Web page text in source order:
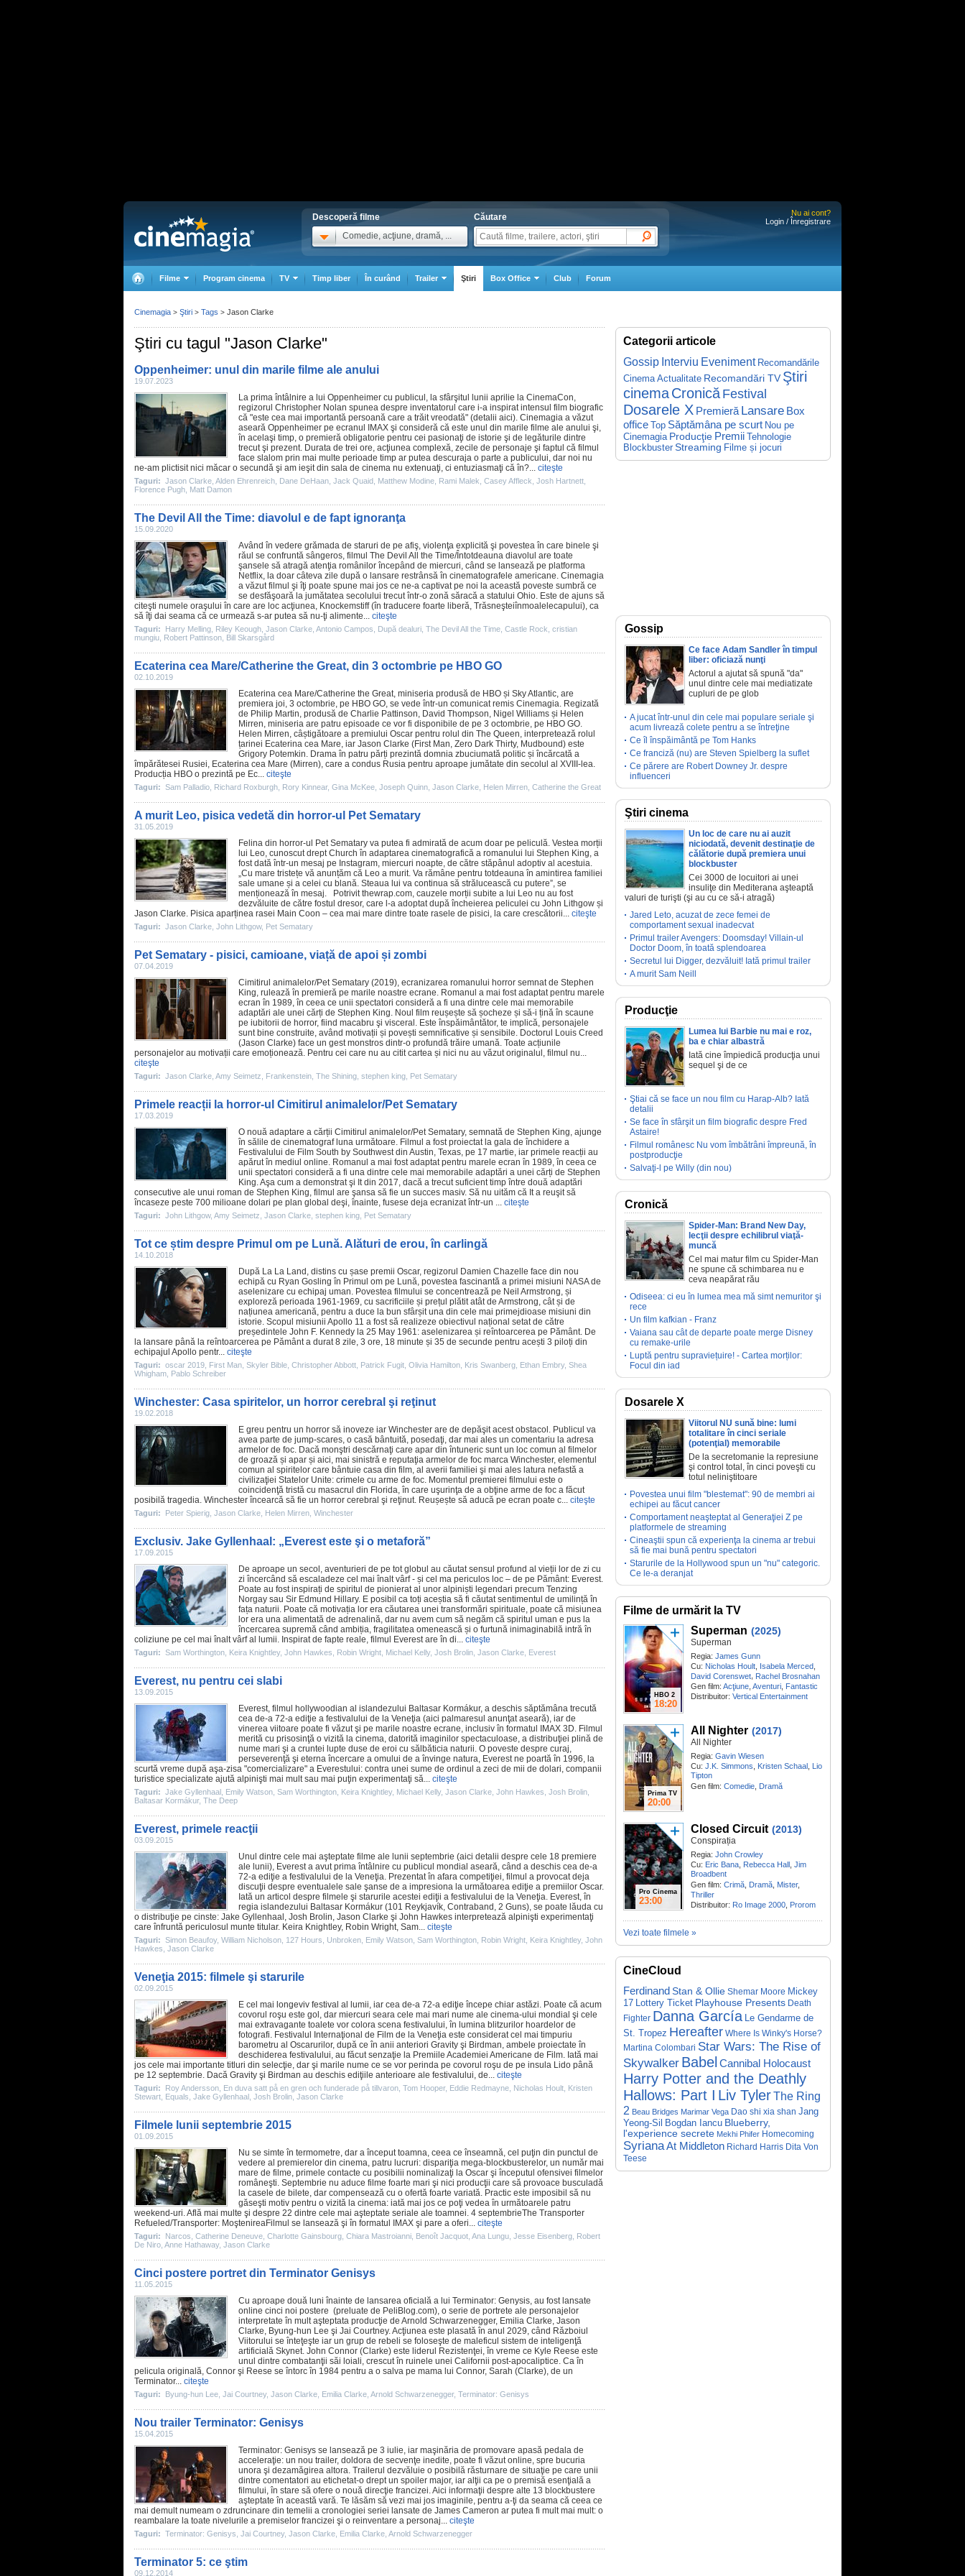
Descoperă filme
Comedie, acţiune, dramă, ...
Căutare
Nu ai cont?
Login / Înregistrare
Filme Program cinema TV Timp liber În curând Trailer Ştiri Box Office Club Forum
Ştiri cu tagul "Jason Clarke"
Oppenheimer: unul din marile filme ale anului
19.07.2023
La prima întâlnire a lui Oppenheimer cu publicul, la sfârşitul lunii aprilie la CinemaCon,
regizorul Christopher Nolan spunea despre inventatorul care i-a inspirat intensul film biografic
că "este cea mai importantă persoană care a trăit vreodată" (detalii aici). Cinemagia a văzut
aseară Oppenheimer pe ecranul IMAX şi consideră că este unul din marile filme ale anului şi,
în acelaşi timp, o premieră obligatorie pentru cei pasionaţi de istorie şi de legăturile dintre
trecut şi prezent. Durata de trei ore, acţiunea complexă, zecile de personaje şi faptul că filmul
face slalom prin mai multe perioade timp ar putea descuraja o parte a publicului, dar noi nu
ne-am plictisit nici măcar o secundă şi am ieşit din sala de cinema nu extenuaţi, ci entuziasmaţi că în?... citeşte
Taguri: Jason Clarke Alden Ehrenreich Dane DeHaan Jack Quaid Matthew Modine Rami Malek Casey Affleck Josh Hartnett
Florence Pugh Matt Damon
The Devil All the Time: diavolul e de fapt ignoranţa
15.09.2020
Având în vedere grămada de staruri de pe afiş, violenţa explicită şi povestea în care binele şi
răul se confruntă sângeros, filmul The Devil All the Time/Întotdeauna diavolul are toate
şansele să atragă atenţia românilor începând de miercuri, când se lansează pe platforma
Netflix, la doar câteva zile după o lansare restrânsă în cinematografele americane. Cinemagia
a văzutfilmul şi îţi poate spune mai jos ce ne-a captivat pe noi la această poveste sumbră ce
se desfăşoară la jumătatea secolului trecut într-o zonă săracă a statului Ohio. Este de ajuns să
citeşti numele oraşului în care are loc acţiunea, Knockemstiff (în traducere foarte liberă, Trăsneşteiînmoalelecapului), ca
să îţi dai seama că ce urmează s-ar putea să nu-ţi alimente... citeşte
Taguri: Harry Melling Riley Keough Jason Clarke Antonio Campos După dealuri The Devil All the Time Castle Rock cristian
mungiu Robert Pattinson Bill Skarsgård
Ecaterina cea Mare/Catherine the Great, din 3 octombrie pe HBO GO
02.10.2019
Ecaterina cea Mare/Catherine the Great, miniseria produsă de HBO și Sky Atlantic, are
premiera joi, 3 octombrie, pe HBO GO, se vede într-un comunicat remis Cinemagia. Regizată
de Philip Martin, produsă de Charlie Pattinson, David Thompson, Nigel Williams și Helen
Mirren, miniseria are patru episoade ce vor fi disponibile de pe 3 octombrie, pe HBO GO.
Helen Mirren, câștigătoare a premiului Oscar pentru rolul din The Queen, interpretează rolul
țarinei Ecaterina cea Mare, iar Jason Clarke (First Man, Zero Dark Thirty, Mudbound) este
Grigory Potemkin. Drama în patru părți prezintă domnia zbuciumată politic și încărcată a
împărătesei Rusiei, Ecaterina cea Mare (Mirren), care a condus Rusia pentru aproape jumătate din secolul al XVIII-lea.
Producția HBO o prezintă pe Ec... citeşte
Taguri: Sam Palladio Richard Roxburgh Rory Kinnear, Gina McKee Joseph Quinn Jason Clarke Helen Mirren Catherine the Great
A murit Leo, pisica vedetă din horror-ul Pet Sematary
31.05.2019
Felina din horror-ul Pet Sematary va putea fi admirată de acum doar pe peliculă. Vestea morții
lui Leo, cunoscut drept Church în adaptarea cinematografică a romanului lui Stephen King, a
fost dată într-un mesaj pe Instagram, miercuri noapte, de către stăpânul adoptiv al acestuia.
„Cu mare tristețe vă anunțăm că Leo a murit. Va rămâne pentru totdeauna în amintirea familiei
sale umane și a celei cu blană. Steaua lui va continua să strălucească cu putere”, se
menționează în mesaj. Potrivit thewrap.com, cauzele morții subite a lui Leo nu au fost
dezvăluite de către fostul dresor, care l-a adoptat după încheierea peliculei cu John Lithgow și
Jason Clarke. Pisica aparținea rasei Main Coon – cea mai mare dintre toate rasele de pisici, la care crescătorii... citeşte
Taguri: Jason Clarke John Lithgow, Pet Sematary
Pet Sematary - pisici, camioane, viață de apoi și zombi
07.04.2019
Cimitirul animalelor/Pet Sematary (2019), ecranizarea romanului horror semnat de Stephen
King, rulează în premieră pe marile noastre ecrane. Romanul a mai fost adaptat pentru marele
ecran în 1989, în ceea ce unii spectatori consideră a fi una dintre cele mai memorabile
adaptări ale unei cărți de Stephen King. Noul film reușește să șocheze și să-i țină în scaune
pe iubitorii de horror, fiind macabru şi visceral. Este înspăimântător, te implică, personajele
sunt bine construite, având motivații și povești semnificative și sensibile. Doctorul Louis Creed
(Jason Clarke) face un gest monstros dintr-o profundă trăire umană. Toate acțiunile
personajelor au motivații care emoționează. Pentru cei care nu au citit cartea și nici nu au văzut originalul, filmul nu...
citeşte
Taguri: Jason Clarke Amy Seimetz Frankenstein The Shining stephen king Pet Sematary
Primele reacții la horror-ul Cimitirul animalelor/Pet Sematary
17.03.2019
O nouă adaptare a cărții Cimitirul animalelor/Pet Sematary, semnată de Stephen King, ajunge
în sălile de cinematografluna următoare. Filmul a fost proiectat la gala de închidere a
Festivalului de Film South by Southwest din Austin, Texas, pe 17 martie, iar primele reacții au
apărut în mediul online. Romanul a mai fost adaptat pentru marele ecran în 1989, în ceea ce
unii spectatori consideră a fi una dintre cele mai memorabile adaptări a unei cărți de Stephen
King. Aşa cum a demonstrat şi It din 2017, dacă a trecut suficient timp între două adaptări
consecutive ale unui roman de Stephen King, filmul are şansa să fie un succes masiv. Să nu uităm că It a reuşit să
încaseze peste 700 milioane dolari pe plan global deşi, înainte, fusese deja ecranizat într-un ... citeşte
Taguri: John Lithgow, Amy Seimetz Jason Clarke stephen king Pet Sematary
Tot ce știm despre Primul om pe Lună. Alături de erou, în carlingă
14.10.2018
După La La Land, distins cu șase premii Oscar, regizorul Damien Chazelle face din nou
echipă cu Ryan Gosling în Primul om pe Lună, povestea fascinantă a primei misiuni NASA de
aselenizare cu echipaj uman. Povestea filmului se concentrează pe Neil Armstrong, și
exploreză perioada 1961-1969, cu sacrificiile și prețul plătit atât de Armstrong, cât și de
națiunea americană, pentru a duce la bun sfârșit una din cele mai primejdioase misiuni din
istorie. Scopul misiunii Apollo 11 a fost să realizeze obiectivul național setat de către
președintele John F. Kennedy la 25 May 1961: aselenizarea și reîntoarcerea pe Pământ. De
la lansare până la reîntoarcerea pe Pământ a durat 8 zile, 3 ore, 18 minute și 35 de secunde pentru acești 3 piloți din
echipajul Apollo pentr... citeşte
Taguri: oscar 2019 First Man Skyler Bible Christopher Abbott Patrick Fugit Olivia Hamilton Kris Swanberg Ethan Embry, Shea
Whigham Pablo Schreiber
Winchester: Casa spiritelor, un horror cerebral şi reţinut
19.02.2018
E greu pentru un horror să inoveze iar Winchester are de depăşit acest obstacol. Publicul va
avea parte de jump-scares, o casă bântuită, posedaţi, dar mai ales un comentariu la adresa
armelor de foc. Dacă monştri descărnaţi care apar din întuneric sunt un loc comun al filmelor
de groază și apar și aici, mai sinistră e reputaţia armelor de foc marca Winchester, elementul
comun al spiritelor care bântuie casa din film, al averii familiei şi mai ales latura nefastă a
civilizaţiei Statelor Unite: crimele cu arme de foc. Momentul premierei filmului este o
coincidenţă tristă cu masacrul din Florida, în care uşurinţa de a obţine arme de foc a făcut
posibilă tragedia. Winchester încearcă să fie un horror cerebral şi reţinut. Reușește să aducă pe ecran poate c... citeşte
Taguri: Peter Spierig Jason Clarke Helen Mirren Winchester
Exclusiv. Jake Gyllenhaal: „Everest este şi o metaforă”
17.09.2015
De aproape un secol, aventurieri de pe tot globul au căutat sensul profund al vieții lor de zi cu
zi încercând să escaladeze cel mai înalt vârf - și cel ma periculos loc – de pe Pământ: Everest.
Poate au fost inspirați de spiritul de pionierat al unor alpiniști legendari precum Tenzing
Norgay sau Sir Edmund Hillary. E posibil ca toți aceștia să fi căutat sentimentul de umilință în
fața naturii. Poate că motivația lor era căutarea unei transformări spirituale, poate că misiunea
lor era una alimentată de adrenalină, dar nu avem cum să negăm că spiritul uman e pus la
încercarea supremă când ambiția, fragilitatea omenească și o furtună inimaginabilă intră în
coliziune pe cel mai înalt vârf al lumii. Inspirat de fapte reale, filmul Everest are în di... citeşte
Taguri: Sam Worthington Keira Knightley, John Hawkes Robin Wright Michael Kelly, Josh Brolin Jason Clarke Everest
Everest, nu pentru cei slabi
13.09.2015
Everest, filmul hollywoodian al islandezului Baltasar Kormákur, a deschis săptămâna trecută
cea de-a 72-a ediţie a festivalului de la Veneţia (aici palmaresul anunţat aseară), iar de
vinerea viitoare poate fi văzut şi pe marile noastre ecrane, inclusiv în formatul IMAX 3D. Filmul
merită cu prisosinţă o vizită la cinema, datorită imaginilor spectaculoase, a distribuţiei plină de
nume mari şi a cruntei lupte duse de eroi cu sălbăticia naturii. O poveste despre curaj,
perseverenţă şi eterna încercare a omului de a învinge natura, Everest ne poartă în 1996, la
scurtă vreme după aşa-zisa "comercializare" a Everestului: contra unei sume de ordinul a zeci de mii de dolari, companii
turistice specializate ajută alpinişti mai mult sau mai puţin experimentaţi să... citeşte
Taguri: Jake Gyllenhaal Emily Watson Sam Worthington Keira Knightley, Michael Kelly, Jason Clarke John Hawkes Josh Brolin
Baltasar Kormákur, The Deep
Everest, primele reacţii
03.09.2015
Unul dintre cele mai aşteptate filme ale lunii septembrie (aici detalii despre cele 18 premiere
ale lunii), Everesta avut prima întâlnire cu publicul mondial aseară, când a deschis cea de-a
72-a ediţie a festivalului de la Veneţia. Prezentat în afara competiţiei, filmul a provocat deja
discuţii despre eventualele sale şanse de a impresiona la următoarea ediţie a premiilor Oscar.
Iată un articol despre filmele şi starurile acestei ediţii a festivalului de la Veneţia. Everest, în
regia islandezului Baltasar Kormákur (101 Reykjavík, Contraband, 2 Guns), se poate lăuda cu
o distribuţie pe cinste: Jake Gyllenhaal , Josh Brolin, Jason Clarke şi John Hawkes interpretează alpinişti experimentaţi
care înfruntă periculosul munte titular. Keira Knightley, Robin Wright, Sam... citeşte
Taguri: Simon Beaufoy, William Nicholson 127 Hours Unbroken Emily Watson Sam Worthington Robin Wright Keira Knightley, John
Hawkes Jason Clarke
Veneţia 2015: filmele şi starurile
02.09.2015
E cel mai longeviv festival al lumii, iar cea de-a 72-a ediţie începe chiar astăzi. Poate că acum
covorul roşu este gol, dar miercuri seara cele mai mari nume ale cinema-ului mondial şi cele
mai extravagante toalete vor colora scena festivalului, în lumina blitzurilor hoardelor de
fotografi. Festivalul Internaţional de Film de la Veneţia este considerat cel mai timpuriu
barometru al Oscarurilor, după ce în anii anteriori Gravity şi Birdman, ambele proiectate în
deschiderea festivalului, au făcut senzaţie la Premiile Academiei Americane de Film. Iată mai
jos cele mai importante titluri din selecţie, dar şi marile nume ce se vor perinda pe covorul roşu de pe insula Lido până
pe 12 septembrie. Dacă Gravity şi Birdman au deschis ediţiile anterioare ale festivalului, de... citeşte
Taguri: Roy Andersson En duva satt på en gren och funderade på tillvaron Tom Hooper, Eddie Redmayne Nicholas Hoult Kristen
Stewart Equals Jake Gyllenhaal Josh Brolin Jason Clarke
Filmele lunii septembrie 2015
01.09.2015
Nu se simte în termometre, dar a început toamna, ceea ce înseamnă, cel puţin din punctul de
vedere al premierelor din cinema, patru lucruri: dispariţia mega-blockbusterelor, un număr mai
mare de filme, primele contacte cu posibilii nominalizaţi la Oscar şi începutul ofensivei filmelor
româneşti. Septembrie nu aduce filme foarte mari şi nici producţii care să provoace busculadă
la casele de bilete, dar compensează cu o ofertă foarte variată. Practic este imposibil să nu
găseşti motiv pentru o vizită la cinema: iată mai jos ce poţi vedea în următoarele patru
weekend-uri. Află mai multe şi despre 22 dintre cele mai aşteptate seriale ale toamnei. 4 septembrieThe Transporter
Refueled/Transporter: MoştenireaFilmul se lansează şi în formatul IMAX şi pare a oferi... citeşte
Taguri: Narcos Catherine Deneuve Charlotte Gainsbourg Chiara Mastroianni Benoît Jacquot Ana Lungu Jesse Eisenberg Robert
De Niro Anne Hathaway, Jason Clarke
Cinci postere portret din Terminator Genisys
11.05.2015
Cu aproape două luni înainte de lansarea oficială a lui Terminator: Genysis, au fost lansate
online cinci noi postere (preluate de PeliBlog.com), o serie de portrete ale personajelor
interpretate în mult aşteptata producţie de Arnold Schwarzenegger, Emilia Clarke, Jason
Clarke, Byung-hun Lee şi Jai Courtney. Acţiunea este plasată în anul 2029, când Războiul
Viitorului se înteţeşte iar un grup de rebeli se foloseşte de maleficul sistem de inteligenţă
artificială Skynet. John Connor (Clarke) este liderul Rezistenţei, în vreme ce Kyle Reese este
unul dintre combatanţii săi loiali, crescut în ruinele unei Californii post-apocaliptice. Ca în
pelicula originală, Connor şi Reese se întorc în 1984 pentru a o salva pe mama lui Connor, Sarah (Clarke), de un
Terminator... citeşte
Taguri: Byung-hun Lee Jai Courtney, Jason Clarke Emilia Clarke Arnold Schwarzenegger, Terminator: Genisys
Nou trailer Terminator: Genisys
15.04.2015
Terminator: Genisys se lansează pe 3 iulie, iar maşinăria de promovare apasă pedala de
acceleraţie: un nou trailer, doldora de secvenţe inedite, poate fi văzut online, spre bucuria
unora şi dezamăgirea altora. Trailerul dezvăluie o posibilă răsturnare de situaţie pe care unii
dintre comentatori au etichetat-o drept un spoiler major, iar alţii ca pe o premisă esenţială a
filmului, în stare să ofere o nouă direcţie francizei.Aici informaţii despre alte 13 blockbustere
aşteptate în această vară. Te lăsăm să vezi mai jos imaginile, pentru a-ţi da seama că ceea ce
mai demult numeam o zdruncinare din temelii a cronologiei seriei lansate de James Cameron ar putea fi mult mai mult: o
reambalare la toate nivelurile a premiselor francizei şi o reinventare a personaj... citeşte
Taguri: Terminator: Genisys Jai Courtney, Jason Clarke Emilia Clarke Arnold Schwarzenegger
Terminator 5: ce ştim
09.12.2014
Categorii articole
Gossip Interviu Eveniment Recomandările
Cinema Actualitate Recomandări TV Ştiri
cinemaCronicăFestival
Dosarele X Premieră Lansare Box
office Top Săptămâna pe scurt Nou pe
Cinemagia Producţie Premii Tehnologie
Blockbuster Streaming Filme și jocuri
Gossip
Ce face Adam Sandler în timpul
liber: oficiază nunţi
Actorul a ajutat să spună "da"
unul dintre cele mai mediatizate
cupluri de pe glob
A jucat într-unul din cele mai populare seriale şi
acum livrează colete pentru a se întreţine
Ce îl înspăimântă pe Tom Hanks
Ce franciză (nu) are Steven Spielberg la suflet
Ce părere are Robert Downey Jr. despre
influenceri
Ştiri cinema
Un loc de care nu ai auzit
niciodată, devenit destinaţie de
călătorie după premiera unui
blockbuster
Cei 3000 de locuitori ai unei
insuliţe din Mediterana aşteaptă
valuri de turişti (şi au cu ce să-i atragă)
Jared Leto, acuzat de zece femei de
comportament sexual inadecvat
Primul trailer Avengers: Doomsday! Villain-ul
Doctor Doom, în toată splendoarea
Secretul lui Digger, dezvăluit! Iată primul trailer
A murit Sam Neill
Producţie
Lumea lui Barbie nu mai e roz,
ba e chiar albastră
Iată cine împiedică producţia unui
sequel şi de ce
Ştiai că se face un nou film cu Harap-Alb? Iată
detalii
Se face în sfârşit un film biografic despre Fred
Astaire!
Filmul românesc Nu vom îmbătrâni împreună, în
postproducţie
Salvaţi-l pe Willy (din nou)
Cronică
Spider-Man: Brand New Day,
lecţii despre echilibrul viaţă-
muncă
Cel mai matur film cu Spider-Man
ne spune că schimbarea nu e
ceva neapărat rău
Odiseea: ci eu în lumea mea mă simt nemuritor şi
rece
Un film kafkian - Franz
Vaiana sau cât de departe poate merge Disney
cu remake-urile
Luptă pentru supraviețuire! - Cartea morților:
Focul din iad
Dosarele X
Viitorul NU sună bine: lumi
totalitare în cinci seriale
(potenţial) memorabile
De la secretomanie la represiune
şi control total, în cinci poveşti cu
totul neliniştitoare
Povestea unui film "blestemat": 90 de membri ai
echipei au făcut cancer
Comportament neaşteptat al Generaţiei Z pe
platformele de streaming
Cineaştii spun că experienţa la cinema ar trebui
să fie mai bună pentru spectatori
Starurile de la Hollywood spun un "nu" categoric.
Ce le-a deranjat
Filme de urmărit la TV
HBO 2
18:20
Superman (2025)
Superman
Regia: James Gunn
Cu: Nicholas Hoult Isabela Merced
David Corenswet, Rachel Brosnahan
Gen film: Acţiune Aventuri Fantastic
Distribuitor: Vertical Entertainment
Prima TV
20:00
All Nighter (2017)
All Nighter
Regia: Gavin Wiesen
Cu: J.K. Simmons Kristen Schaal Lio
Tipton
Gen film: Comedie Dramă
Pro Cinema
23:00
Closed Circuit (2013)
Conspirația
Regia: John Crowley
Cu: Eric Bana Rebecca Hall Jim
Broadbent
Gen film: Crimă Dramă Mister,
Thriller
Distribuitor: Ro Image 2000 Prorom
Vezi toate filmele »
CineCloud
Ferdinand Stan & Ollie Shemar Moore Mickey
17 Lottery Ticket Playhouse Presents Death
Fighter Danna García Le Gendarme de
St. Tropez Hereafter Where Is Winky's Horse?
Martina Colombari Star Wars: The Rise of
Skywalker Babel Cannibal Holocaust
Harry Potter and the Deathly
Hallows: Part I Liv TylerThe Ring
2 Beau Bridges Marimar Vega Dao shi xia shan Jang
Yeong-Sil
Bogdan Iancu Blueberry,
l'experience secrete Mekhi Phifer Homecoming
SyrianaAt Middleton Richard Harris Dita Von
Teese
Cinemagia > Ştiri > Tags > Jason Clarke